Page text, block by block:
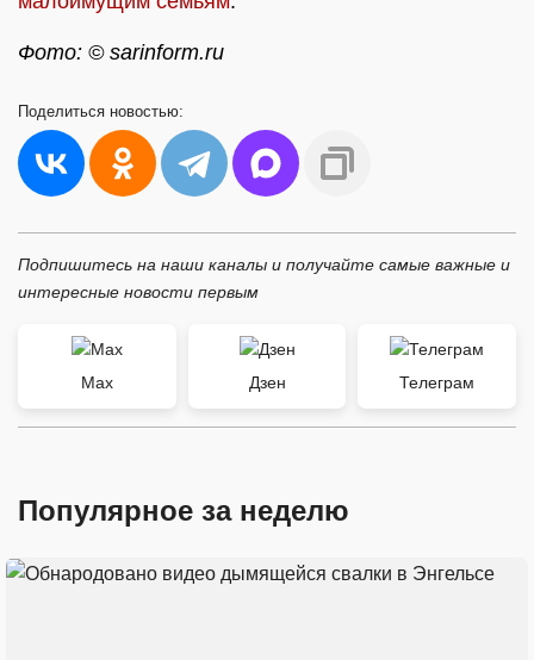
Фото: © sarinform.ru
Поделиться новостью:
Подпишитесь на наши каналы и получайте самые важные и
интересные новости первым
Max Дзен Телеграм
Популярное за неделю